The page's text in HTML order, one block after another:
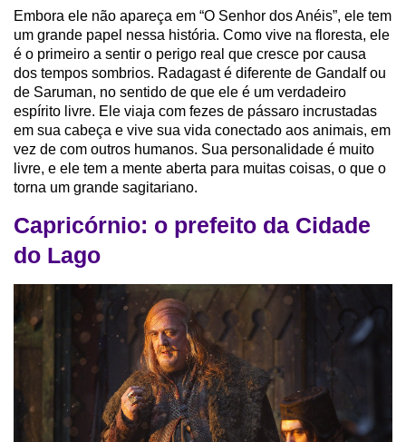
Embora ele não apareça em “O Senhor dos Anéis”, ele tem
um grande papel nessa história. Como vive na floresta, ele
é o primeiro a sentir o perigo real que cresce por causa
dos tempos sombrios. Radagast é diferente de Gandalf ou
de Saruman, no sentido de que ele é um verdadeiro
espírito livre. Ele viaja com fezes de pássaro incrustadas
em sua cabeça e vive sua vida conectado aos animais, em
vez de com outros humanos. Sua personalidade é muito
livre, e ele tem a mente aberta para muitas coisas, o que o
torna um grande sagitariano.
Capricórnio: o prefeito da Cidade
do Lago